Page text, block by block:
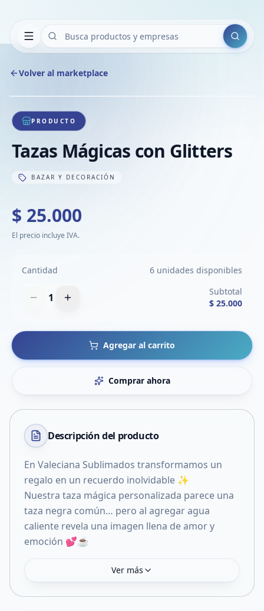
Buscar
Volver al marketplace
1/1
PRODUCTO
Tazas Mágicas con Glitters
BAZAR Y DECORACIÓN
$ 25.000
El precio incluye IVA.
Cantidad 6 unidades disponibles
1
Subtotal
$ 25.000
Agregar al carrito
Comprar ahora
Descripción del producto
En Valeciana Sublimados transformamos un
regalo en un recuerdo inolvidable ✨
Nuestra taza mágica personalizada parece una
taza negra común… pero al agregar agua
caliente revela una imagen llena de amor y
Ver más